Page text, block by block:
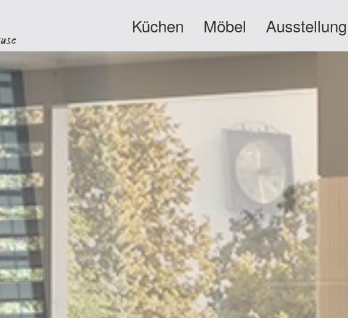
Küchen Möbel Ausstellung